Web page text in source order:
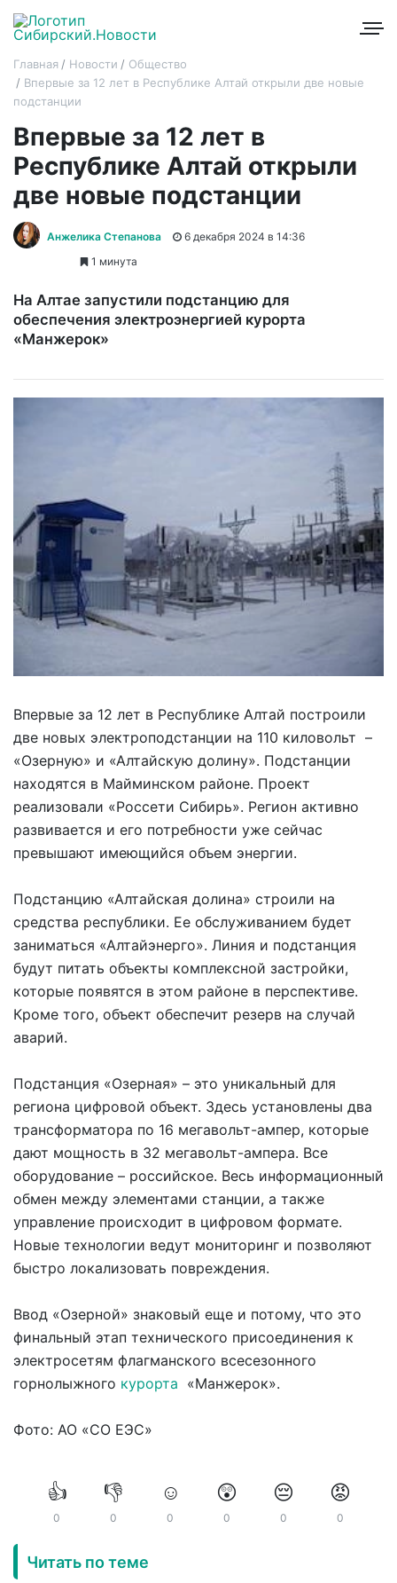
Главная Новости
Общество
Впервые за 12 лет в Республике Алтай открыли две новые
подстанции
Впервые за 12 лет в
Республике Алтай открыли
две новые подстанции
Анжелика Степанова
6 декабря 2024 в 14:36
1 минута
На Алтае запустили подстанцию для
обеспечения электроэнергией курорта
«Манжерок»
Впервые за 12 лет в Республике Алтай построили
две новых электроподстанции на 110 киловольт –
«Озерную» и «Алтайскую долину». Подстанции
находятся в Майминском районе. Проект
реализовали «Россети Сибирь». Регион активно
развивается и его потребности уже сейчас
превышают имеющийся объем энергии.
Подстанцию «Алтайская долина» строили на
средства республики. Ее обслуживанием будет
заниматься «Алтайэнерго». Линия и подстанция
будут питать объекты комплексной застройки,
которые появятся в этом районе в перспективе.
Кроме того, объект обеспечит резерв на случай
аварий.
Подстанция «Озерная» – это уникальный для
региона цифровой объект. Здесь установлены два
трансформатора по 16 мегавольт-ампер, которые
дают мощность в 32 мегавольт-ампера. Все
оборудование – российское. Весь информационный
обмен между элементами станции, а также
управление происходит в цифровом формате.
Новые технологии ведут мониторинг и позволяют
быстро локализовать повреждения.
Ввод «Озерной» знаковый еще и потому, что это
финальный этап технического присоединения к
электросетям флагманского всесезонного
горнолыжного курорта «Манжерок».
Фото: АО «СО ЕЭС»
👍
0
👎
0
☺️
0
😲
0
😔
0
😡
0
Читать по теме